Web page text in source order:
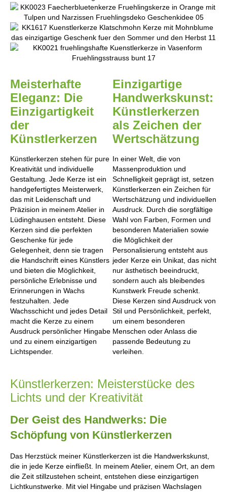
Meisterhafte
Eleganz: Die
Einzigartigkeit
der
Künstlerkerzen
Künstlerkerzen stehen für pure
Kreativität und individuelle
Gestaltung. Jede Kerze ist ein
handgefertigtes Meisterwerk,
das mit Leidenschaft und
Präzision in meinem Atelier in
Lüdinghausen entsteht. Diese
Kerzen sind die perfekten
Geschenke für jede
Gelegenheit, denn sie tragen
die Handschrift eines Künstlers
und bieten die Möglichkeit,
persönliche Erlebnisse und
Erinnerungen in Wachs
festzuhalten. Jede
Wachsschicht und jedes Detail
macht die Kerze zu einem
Ausdruck persönlicher Hingabe
und zu einem einzigartigen
Lichtspender.
Einzigartige
Handwerkskunst:
Künstlerkerzen
als Zeichen der
Wertschätzung
In einer Welt, die von
Massenproduktion und
Schnelligkeit geprägt ist, setzen
Künstlerkerzen ein Zeichen für
Wertschätzung und individuellen
Ausdruck. Durch die sorgfältige
Wahl von Farben, Formen und
besonderen Materialien sowie
die Möglichkeit der
Personalisierung entsteht aus
jeder Kerze ein Unikat, das nicht
nur ästhetisch beeindruckt,
sondern auch als bleibendes
Kunstwerk Freude schenkt.
Diese Kerzen sind Ausdruck von
Stil und Persönlichkeit, perfekt,
um einem besonderen
Menschen oder Anlass die
passende Bedeutung zu
verleihen.
Künstlerkerzen: Meisterstücke des
Lichts und der Kreativität
Der Geist des Handwerks: Die
Schöpfung von Künstlerkerzen
Das Herzstück meiner Künstlerkerzen ist die Handwerkskunst,
die in jede Kerze einfließt. In meinem Atelier, einem Ort, an dem
die Zeit stillzustehen scheint, entstehen diese einzigartigen
Lichtkunstwerke. Mit viel Hingabe und präzisen Wachslagen